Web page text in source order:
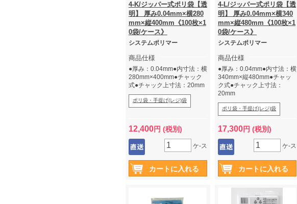
4-K/ジッパー式ポリ袋【透
明】 厚み0.04mm×横280
mm×縦400mm《100枚×1
0袋/ケース》
システムポリマー
商品仕様
●厚み：0.04mm●内寸法：横
280mm×400mm●チャック
式●チャック上寸法：20mm
ポリ袋・手提げ(レジ)袋
12,400円 (税別)
ケ-ス
4-L/ジッパー式ポリ袋【透
明】 厚み0.04mm×横340
mm×縦480mm《100枚×1
0袋/ケース》
システムポリマー
商品仕様
●厚み：0.04mm●内寸法：横
340mm×縦480mm●チャッ
ク式●チャック上寸法：
20mm
ポリ袋・手提げ(レジ)袋
17,300円 (税別)
ケ-ス